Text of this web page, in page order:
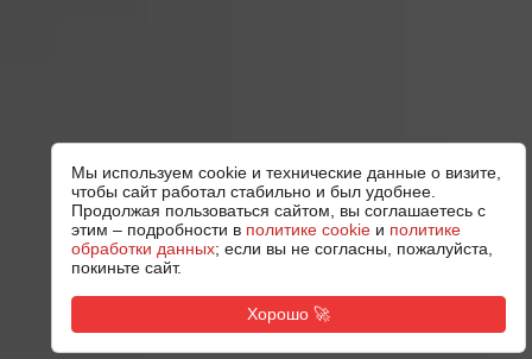
Мы используем cookie и технические данные о визите,
чтобы сайт работал стабильно и был удобнее.
Продолжая пользоваться сайтом, вы соглашаетесь с
этим – подробности в политике cookie и политике
обработки данных; если вы не согласны, пожалуйста,
покиньте сайт.
Хорошо 🚀